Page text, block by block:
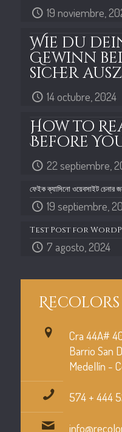
19 noviembre,
Wie du
Gewinn
sicher
14 octubre, 2024
How to
Before
22 septiembre,
ফেইক ক্যাসিনো ওয়েবসাইট চেনার
19 septiembre,
Test Post for
7 agosto, 2024
Recolors
Cra 44A#
Barrio San
Medellín -
574 + 444